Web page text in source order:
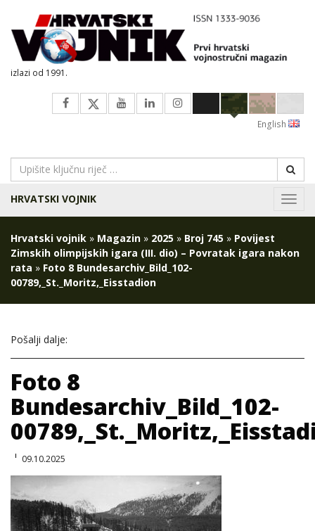
izlazi od 1991.
English
HRVATSKI VOJNIK
Hrvatski vojnik » Magazin » 2025 » Broj 745 » Povijest
Zimskih olimpijskih igara (III. dio) – Povratak igara nakon
rata » Foto 8 Bundesarchiv_Bild_102-
00789,_St._Moritz,_Eisstadion
Pošalji dalje:
Foto 8
Bundesarchiv_Bild_102-
09.10.2025